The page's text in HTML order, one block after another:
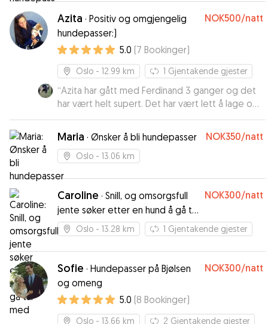
Azita · Positiv og omgjengelig
hundepasser:)
NOK500/natt
5.0 (7 Bookinger)
Oslo - 12.99 km 1 Gjentakende gjester
“Azita har gått med Ferdinand 3 ganger og det
har vært helt supert. Det har vært lett å lage og
holde avtalene med henne og Ferdinand blir
kjempeglad for å se henne! Super hundepasser
som man kan stole på😀”
Maria · Ønsker å bli hundepasser NOK350/natt
Oslo - 13.06 km
Caroline · Snill, og omsorgsfull
jente søker etter en hund å gå tur
med
NOK300/natt
Oslo - 13.28 km 1 Gjentakende gjester
Sofie · Hundepasser på Bjølsen
og omeng
NOK300/natt
5.0 (8 Bookinger)
Oslo - 13.66 km 2 Gjentakende gjester